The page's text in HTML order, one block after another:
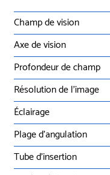
Champ de vision
Axe de vision
Profondeur de champ
Résolution de l’image
Éclairage
Plage d’angulation
Tube d’insertion